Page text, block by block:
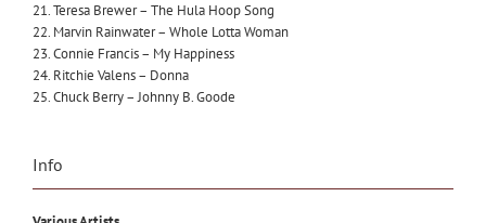
21. Teresa Brewer – The Hula Hoop Song
22. Marvin Rainwater – Whole Lotta Woman
23. Connie Francis – My Happiness
24. Ritchie Valens – Donna
25. Chuck Berry – Johnny B. Goode
Info